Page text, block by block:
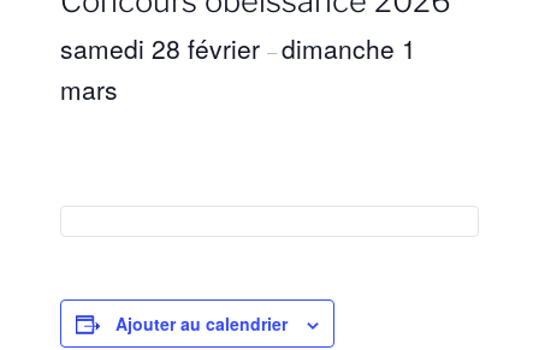
samedi 28 février –dimanche 1
mars
Ajouter au calendrier